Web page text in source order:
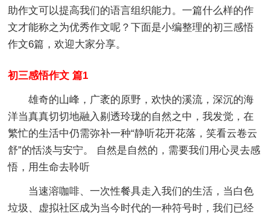
助作文可以提高我们的语言组织能力。一篇什么样的作
文才能称之为优秀作文呢？下面是小编整理的初三感悟
作文6篇，欢迎大家分享。
初三感悟作文 篇1
雄奇的山峰，广袤的原野，欢快的溪流，深沉的海
洋当真真切切地融入剔透玲珑的自然之中，我发觉，在
繁忙的生活中仍需弥补一种“静听花开花落，笑看云卷云
舒”的恬淡与安宁。 自然是自然的，需要我们用心灵去感
悟，用生命去聆听
当速溶咖啡、一次性餐具走入我们的生活，当白色
垃圾、虚拟社区成为当今时代的一种符号时，我们已经